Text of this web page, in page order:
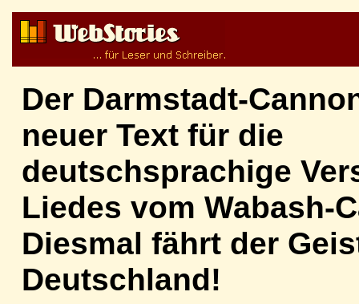
Der Darmstadt-
neuer Text für die
deutschsprachige
Liedes vom Wabash-
Diesmal fährt der
Deutschland!